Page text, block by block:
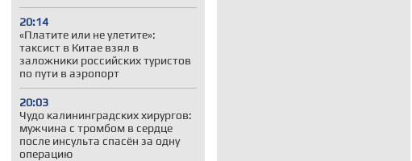
20:14
«Платите или не улетите»:
таксист в Китае взял в
заложники российских туристов
по пути в аэропорт
20:03
Чудо калининградских хирургов:
мужчина с тромбом в сердце
после инсульта спасён за одну
операцию